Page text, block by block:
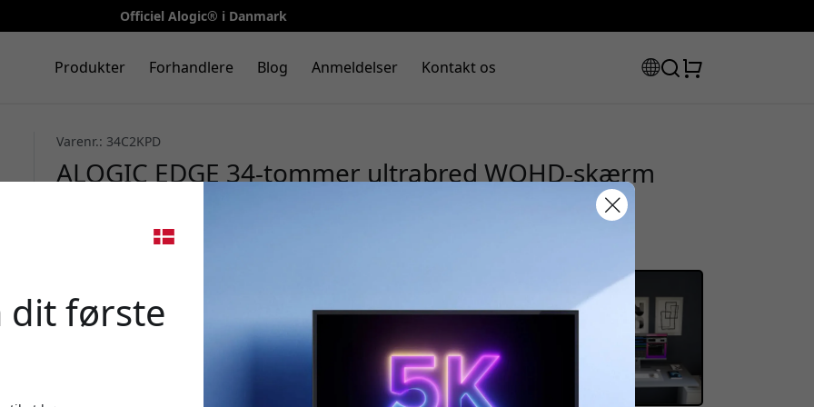
Officiel Alogic® i Danmark
Produkter Forhandlere Blog Anmeldelser Kontakt os
Varenr.: 34C2KPD
ALOGIC EDGE 34-tommer ultrabred WQHD-skærm
opdateringsfrekvens - Sølv
dit første
Brug denne kode ved kassen for at få 8% rabat.